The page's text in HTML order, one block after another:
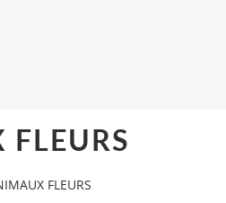
FLEURS
FLEURS